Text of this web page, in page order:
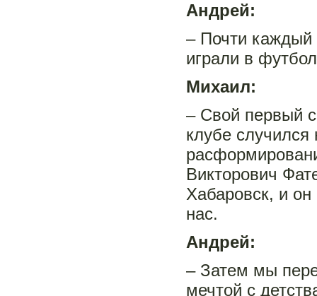
Андрей:
– Почти каждый
играли в
Михаил:
– Свой первый
клубе
Викторович
Хабаровск, и он
нас.
Андрей:
– Затем мы
мечтой с